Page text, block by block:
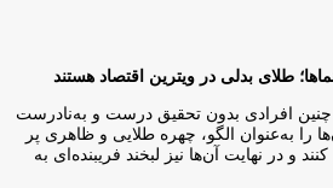
طلای بدلی در ویترین اقتصاد هستند
چنین افرادی بدون تحقیق درست و به‌نادرست
را به‌عنوان الگو، چهره طلایی و ظاهری پر
و در نهایت آن‌ها نیز لبخند فریبنده‌ای به